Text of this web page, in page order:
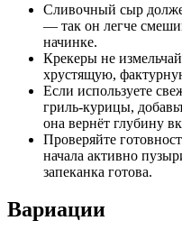
Сливочный сыр
— так он легче
начинке.
Крекеры не
хрустящую,
Если используете
гриль-курицы,
она вернёт глубину
Проверяйте
начала активно
запеканка готова.
Вариации